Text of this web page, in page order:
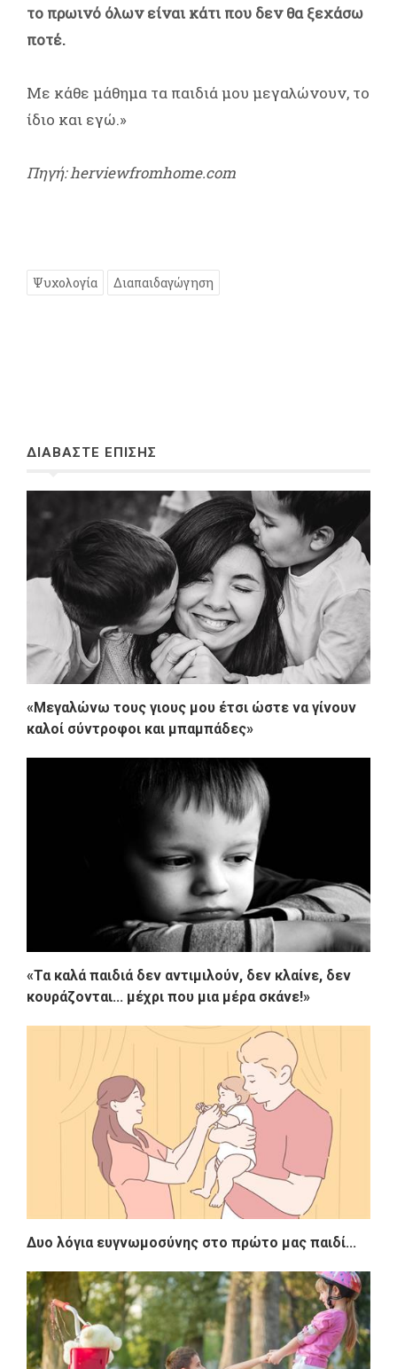
το πρωινό όλων είναι κάτι που δεν θα ξεχάσω
ποτέ.
Με κάθε μάθημα τα παιδιά μου μεγαλώνουν, το
ίδιο και εγώ.»
Πηγή: herviewfromhome.com
Ψυχολογία Διαπαιδαγώγηση
ΔΙΑΒΑΣΤΕ ΕΠΙΣΗΣ
«Μεγαλώνω τους γιους μου έτσι ώστε να γίνουν
καλοί σύντροφοι και μπαμπάδες»
«Τα καλά παιδιά δεν αντιμιλούν, δεν κλαίνε, δεν
κουράζονται... μέχρι που μια μέρα σκάνε!»
Δυο λόγια ευγνωμοσύνης στο πρώτο μας παιδί...